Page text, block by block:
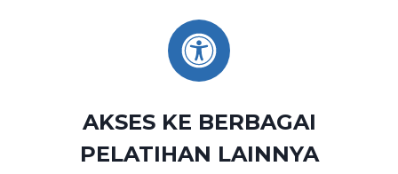
AKSES KE BERBAGAI
PELATIHAN LAINNYA